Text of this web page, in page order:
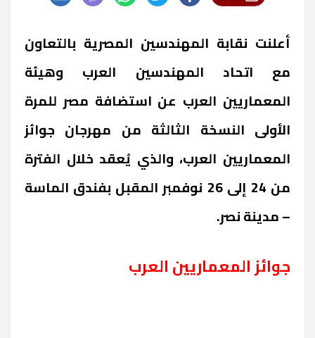
أعلنت نقابة المهندسين المصرية بالتعاون
مع اتحاد المهندسين العرب وهيئة
المعماريين العرب عن استضافة مصر للمرة
الأولى النسخة الثالثة من مهرجان جوائز
المعماريين العرب، والذي يُعقد خلال الفترة
من 24 إلى 26 نوفمبر المقبل بفندق الماسة
– مدينة نصر.
جوائز المعماريين العرب